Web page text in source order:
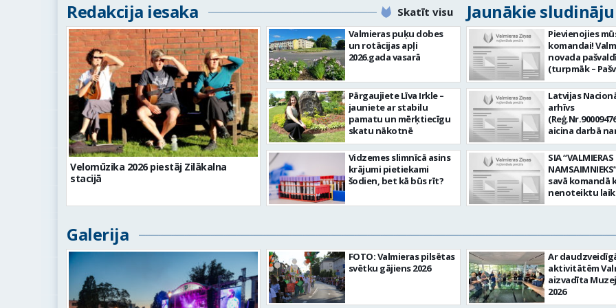
Redakcija iesaka Skatīt visu Jaunākie
Velomūzika 2026 piestāj Zilākalna
stacijā
Valmieras puķu dobes
un rotācijas apļi
2026.gada vasarā
Pārgaujiete Līva Irkle –
jauniete ar stabilu
pamatu un mērķtiecīgu
skatu nākotnē
Vidzemes slimnīcā asins
krājumi pietiekami
šodien, bet kā būs rīt?
Pievienojies
komandai!
novada
(turpmāk –
aicina darbā
Informācijas
centra (ITC)
tehnoloģiju
vieta: Rūjienas
Naukšēnu
teritorijās Ja
vēlme:
informācijas un
komunikācijas
IKT) saistīto
un operatīvu
nodrošināt
datortehnikas
atbalstu un ar to
saistīto
Latvijas
arhīvs
aicina darbā
pārzini (uz
laiku)
valsts arhīvā Mēs
Valmieras
arhīvā
dokumentāro
mantojumu.
pārraudzībā un
zonā ietilpst
Valkas,
Limbažu novadi.
SIA “VALMIERAS
savā komandā
nenoteiktu
SPECIALIZĒTĀ
pienākumi:
apkalpot
(arī kravas)
uzturēt
automobili
kārtībā. veikt
Galerija
FOTO: Valmieras pilsētas
svētku gājiens 2026
Ar
aktivitātēm
aizvadīta
2026